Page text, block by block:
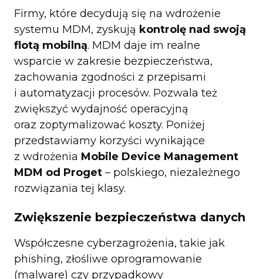
Firmy, które decydują się na wdrożenie
systemu MDM, zyskują kontrolę nad swoją
flotą mobilną. MDM daje im realne
wsparcie w zakresie bezpieczeństwa,
zachowania zgodności z przepisami
i automatyzacji procesów. Pozwala też
zwiększyć wydajność operacyjną
oraz zoptymalizować koszty. Poniżej
przedstawiamy korzyści wynikające
z wdrożenia Mobile Device Management
MDM od Proget – polskiego, niezależnego
rozwiązania tej klasy.
Zwiększenie bezpieczeństwa danych
Współczesne cyberzagrożenia, takie jak
phishing, złośliwe oprogramowanie
(malware) czy przypadkowy